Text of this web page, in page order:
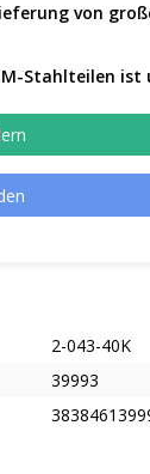
von
Stahlteilen ist
2-043-40K
39993